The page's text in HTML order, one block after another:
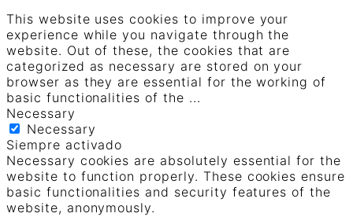
This website uses cookies to improve your
experience while you navigate through the
website. Out of these, the cookies that are
categorized as necessary are stored on your
browser as they are essential for the working of
basic functionalities of the ...
Necessary
Necessary
Siempre activado
Necessary cookies are absolutely essential for the
website to function properly. These cookies ensure
basic functionalities and security features of the
website, anonymously.